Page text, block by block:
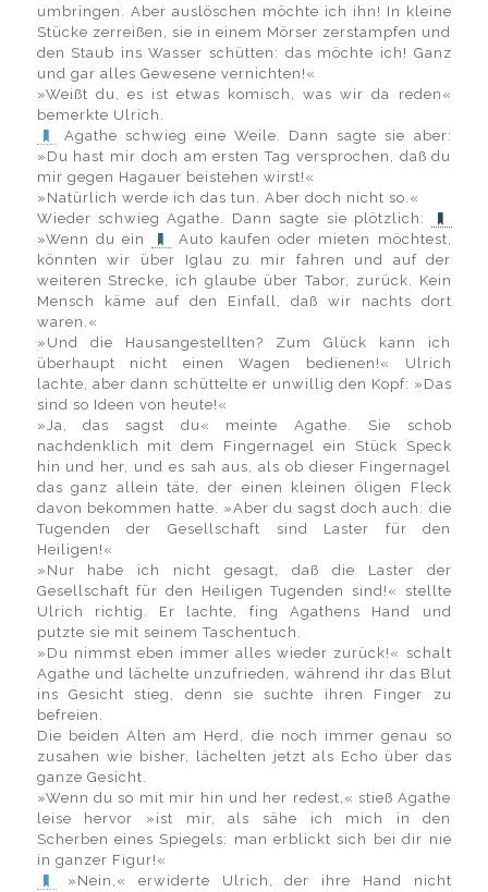
umbringen. Aber auslöschen möchte ich ihn! In kleine
Stücke zerreißen, sie in einem Mörser zerstampfen und
den Staub ins Wasser schütten: das möchte ich! Ganz
und gar alles Gewesene vernichten!«
»Weißt du, es ist etwas komisch, was wir da reden«
bemerkte Ulrich.
Agathe schwieg eine Weile. Dann sagte sie aber:
»Du hast mir doch am ersten Tag versprochen, daß du
mir gegen Hagauer beistehen wirst!«
»Natürlich werde ich das tun. Aber doch nicht so.«
Wieder schwieg Agathe. Dann sagte sie plötzlich:
»Wenn du ein
Auto kaufen oder mieten möchtest,
könnten wir über Iglau zu mir fahren und auf der
weiteren Strecke, ich glaube über Tabor, zurück. Kein
Mensch käme auf den Einfall, daß wir nachts dort
waren.«
»Und die Hausangestellten? Zum Glück kann ich
überhaupt nicht einen Wagen bedienen!« Ulrich
lachte, aber dann schüttelte er unwillig den Kopf: »Das
sind so Ideen von heute!«
»Ja, das sagst du« meinte Agathe. Sie schob
nachdenklich mit dem Fingernagel ein Stück Speck
hin und her, und es sah aus, als ob dieser Fingernagel
das ganz allein täte, der einen kleinen öligen Fleck
davon bekommen hatte. »Aber du sagst doch auch: die
Tugenden der Gesellschaft sind Laster für den
Heiligen!«
»Nur habe ich nicht gesagt, daß die Laster der
Gesellschaft für den Heiligen Tugenden sind!« stellte
Ulrich richtig. Er lachte, fing Agathens Hand und
putzte sie mit seinem Taschentuch.
»Du nimmst eben immer alles wieder zurück!« schalt
Agathe und lächelte unzufrieden, während ihr das Blut
ins Gesicht stieg, denn sie suchte ihren Finger zu
befreien.
Die beiden Alten am Herd, die noch immer genau so
zusahen wie bisher, lächelten jetzt als Echo über das
ganze Gesicht.
»Wenn du so mit mir hin und her redest,« stieß Agathe
leise hervor »ist mir, als sähe ich mich in den
Scherben eines Spiegels: man erblickt sich bei dir nie
in ganzer Figur!«
»Nein,« erwiderte Ulrich, der ihre Hand nicht